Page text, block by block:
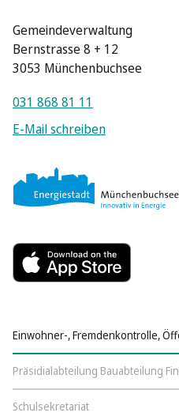
Gemeindeverwaltung
Bernstrasse 8 + 12
3053 Münchenbuchsee
031 868 81 11
E-Mail schreiben
Einwohner-, Fremdenkontrolle,
Präsidialabteilung Bauabteilung
Schulsekretariat